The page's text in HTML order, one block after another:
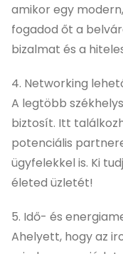
amikor egy
fogadod őt a
bizalmat és a
4. Networking
A legtöbb
biztosít. Itt
potenciális
ügyfelekkel is. Ki
életed üzletét!
5. Idő- és
Ahelyett, hogy az